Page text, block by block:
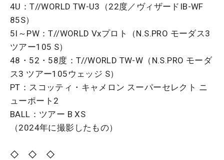
4U：T//WORLD TW-U3（22度／ヴィザードIB-WF
85S）
5I～PW：T//WORLD Vxプロト（N.S.PRO モーダス3
ツアー105 S）
48・52・58度：T//WORLD TW-W（N.S.PRO モーダ
ス3 ツアー105ウェッジ S）
PT：スコッティ・キャメロン スーパーセレクト ニ
ューポート2
BALL：ツアー B XS
（2024年に撮影したもの）
◇ ◇ ◇